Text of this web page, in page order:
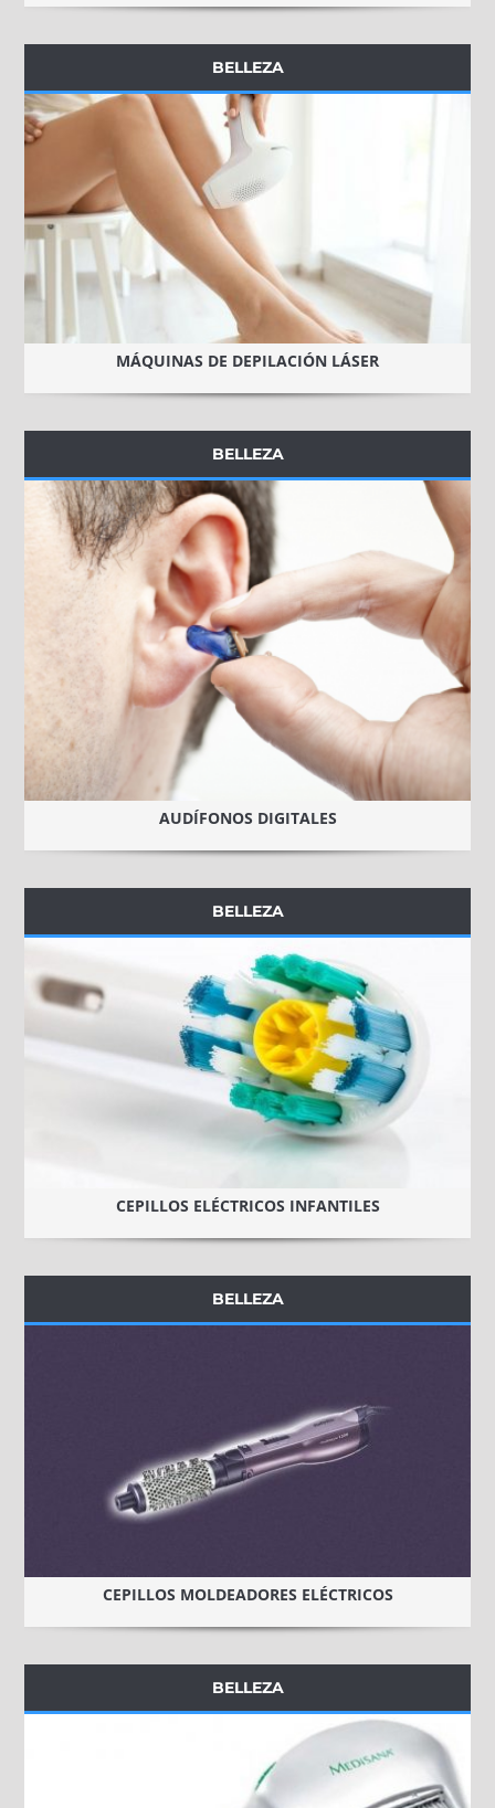
BELLEZA
MÁQUINAS DE DEPILACIÓN LÁSER
BELLEZA
AUDÍFONOS DIGITALES
BELLEZA
CEPILLOS ELÉCTRICOS INFANTILES
BELLEZA
CEPILLOS MOLDEADORES ELÉCTRICOS
BELLEZA